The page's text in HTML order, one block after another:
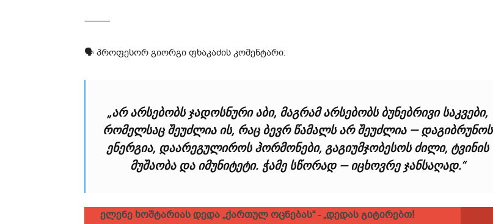
⸻
🗣 პროფესორ გიორგი ფხაკაძის კომენტარი:
„არ არსებობს ჯადოსნური აბი, მაგრამ არსებობს ბუნებრივი საკვები,
რომელსაც შეუძლია ის, რაც ბევრ წამალს არ შეუძლია — დაგიბრუნოს
ენერგია, დაარეგულიროს ჰორმონები, გაგიუმჯობესოს ძილი, ტვინის
მუშაობა და იმუნიტეტი. ჭამე სწორად — იცხოვრე ჯანსაღად.“
ელენე ხოშტარიას დედა „ქართულ ოცნებას“ - „დედას გიტირებთ!